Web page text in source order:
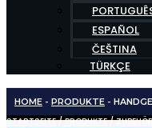
ESPAÑOL
ČEŠTINA
TÜRKÇE
HOME - PRODUKTE -
STARTSEITE/PRODUKTE/